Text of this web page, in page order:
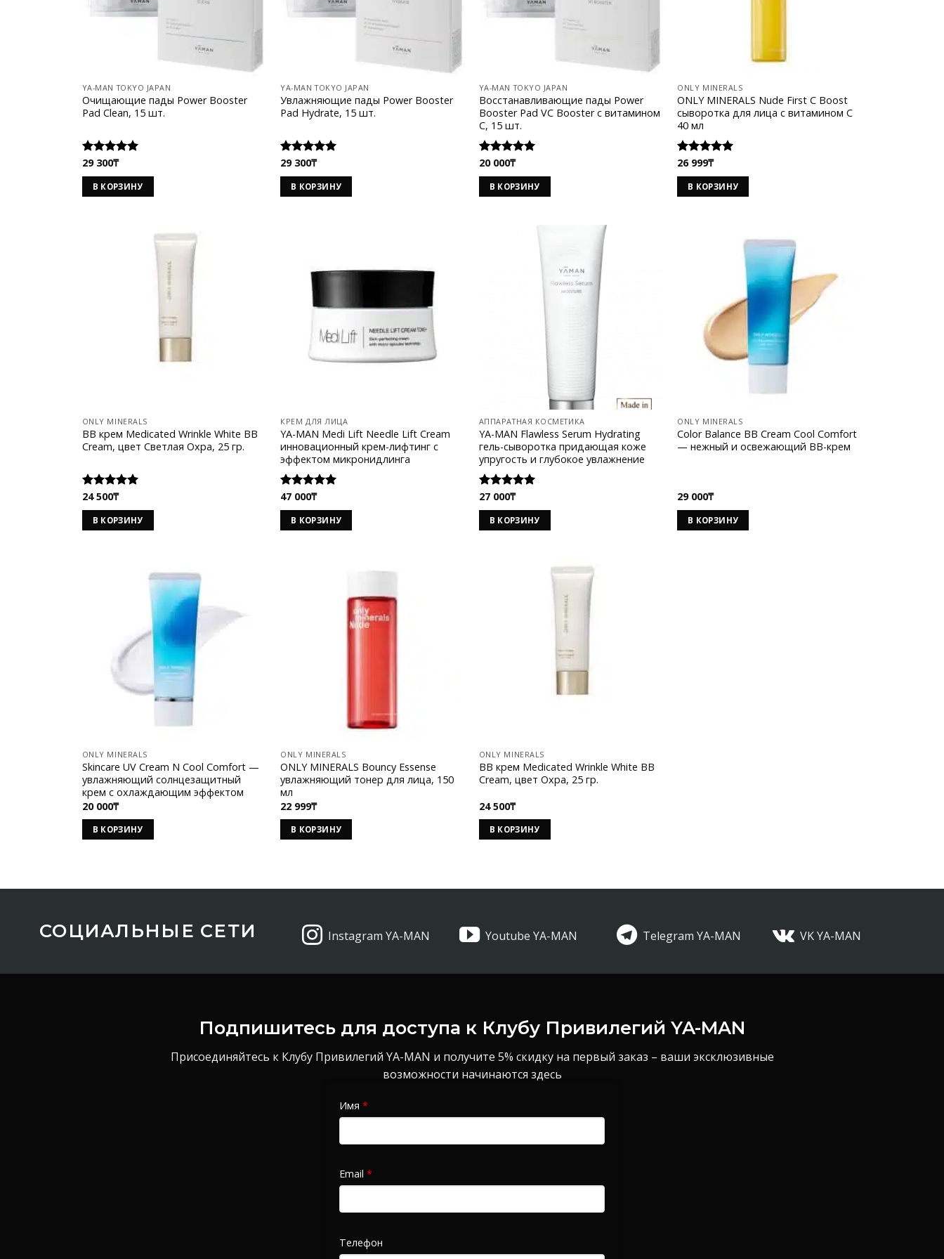
YA-MAN TOKYO JAPAN
Очищающие пады Power Booster
Pad Clean, 15 шт.
Оценка
5.00из 5
29 300₸
В КОРЗИНУ
YA-MAN TOKYO JAPAN
Увлажняющие пады Power Booster
Pad Hydrate, 15 шт.
Оценка
5.00из 5
29 300₸
В КОРЗИНУ
YA-MAN TOKYO JAPAN
Восстанавливающие пады Power
Booster Pad VC Booster с витамином
C, 15 шт.
Оценка
5.00из 5
20 000₸
В КОРЗИНУ
ONLY MINERALS
ONLY MINERALS Nude First C Boost
cыворотка для лица с витамином C
40 мл
Оценка
5.00из 5
26 999₸
В КОРЗИНУ
ONLY MINERALS
BB крем Medicated Wrinkle White BB
Cream, цвет Светлая Охра, 25 гр.
Оценка
24 500₸
В КОРЗИНУ
КРЕМ ДЛЯ ЛИЦА
YA-MAN Medi Lift Needle Lift Cream
инновационный крем-лифтинг с
эффектом микронидлинга
Оценка
47 000₸
В КОРЗИНУ
АППАРАТНАЯ КОСМЕТИКА
YA-MAN Flawless Serum Hydrating
гель-сыворотка придающая коже
упругость и глубокое увлажнение
Оценка
27 000₸
В КОРЗИНУ
ONLY MINERALS
Color Balance BB Cream Cool Comfort
— нежный и освежающий BB-крем
29 000₸
В КОРЗИНУ
ONLY MINERALS
Skincare UV Cream N Cool Comfort —
увлажняющий солнцезащитный
крем с охлаждающим эффектом
20 000₸
В КОРЗИНУ
ONLY MINERALS
ONLY MINERALS Bouncy Essense
увлажняющий тонер для лица, 150
мл
22 999₸
В КОРЗИНУ
ONLY MINERALS
BB крем Medicated Wrinkle White BB
Cream, цвет Охра, 25 гр.
24 500₸
В КОРЗИНУ
СОЦИАЛЬНЫЕ СЕТИ Instagram YA-MAN Youtube YA-MAN Telegram YA-MAN VK YA-MAN
Подпишитесь для доступа к Клубу Привилегий YA-MAN
Присоединяйтесь к Клубу Привилегий YA-MAN и получите 5% скидку на первый заказ – ваши эксклюзивные
возможности начинаются здесь
Имя *
Email *
Телефон